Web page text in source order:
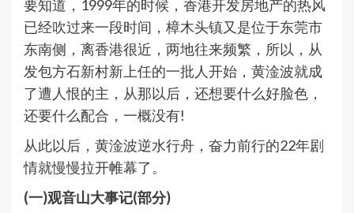
要知道，1999年的时候，香港开发房地产的热风
已经吹过来一段时间，樟木头镇又是位于东莞市
东南侧，离香港很近，两地往来频繁，所以，从
发包方石新村新上任的一批人开始，黄淦波就成
了遭人恨的主，从那以后，还想要什么好脸色，
还要什么配合，一概没有!
从此以后，黄淦波逆水行舟，奋力前行的22年剧
情就慢慢拉开帷幕了。
(一)观音山大事记(部分)